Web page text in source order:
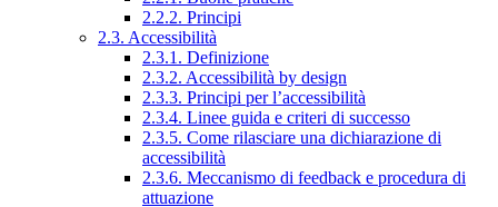
2.2.2. Principi
2.3. Accessibilità
2.3.1. Definizione
2.3.2. Accessibilità by design
2.3.3. Principi per l’accessibilità
2.3.4. Linee guida e criteri di successo
2.3.5. Come rilasciare una dichiarazione di
accessibilità
2.3.6. Meccanismo di feedback e procedura di
attuazione